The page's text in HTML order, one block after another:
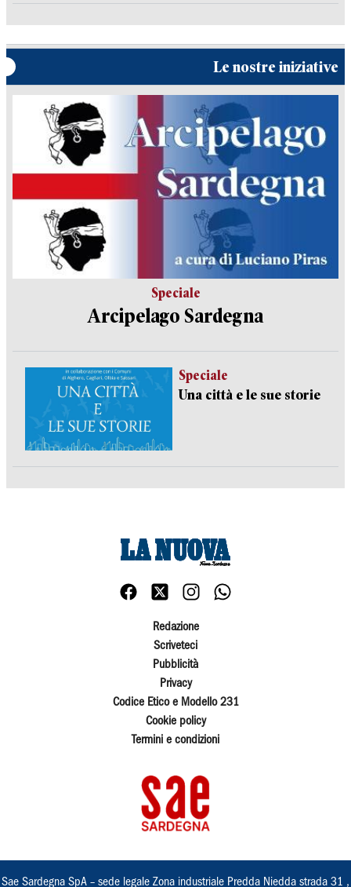
Le nostre iniziative
Speciale
Arcipelago Sardegna
Speciale
Una città e le sue storie
Redazione
Scriveteci
Pubblicità
Privacy
Codice Etico e Modello 231
Cookie policy
Termini e condizioni
Sae Sardegna SpA – sede legale Zona industriale Predda Niedda strada 31 ,